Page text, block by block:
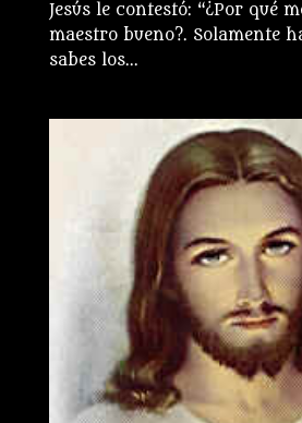
Jesús le contestó: “¿Por qué
maestro bueno?. Solamente
sabes los...